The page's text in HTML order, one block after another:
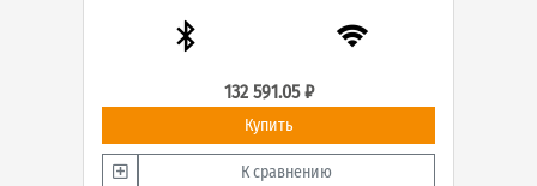
132 591.05 ₽
Купить
К сравнению